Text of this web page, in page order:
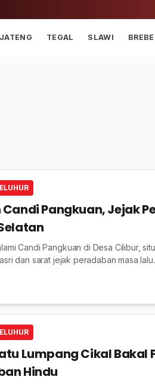
JATENG TEGAL SLAWI
Pangkuan, Jejak
Candi Pangkuan di Desa Cilibur,
dan sarat jejak peradaban masa lalu.
Lumpang Cikal Bakal
Hindu